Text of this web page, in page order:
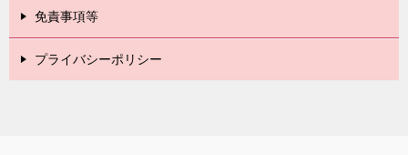
免責事項等
プライバシーポリシー